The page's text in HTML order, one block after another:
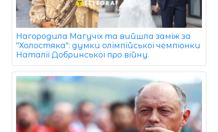
Нагородила Магучіх та вийшла заміж за
"Холостяка": думки олімпійської чемпіонки
Наталії Добринської про війну.